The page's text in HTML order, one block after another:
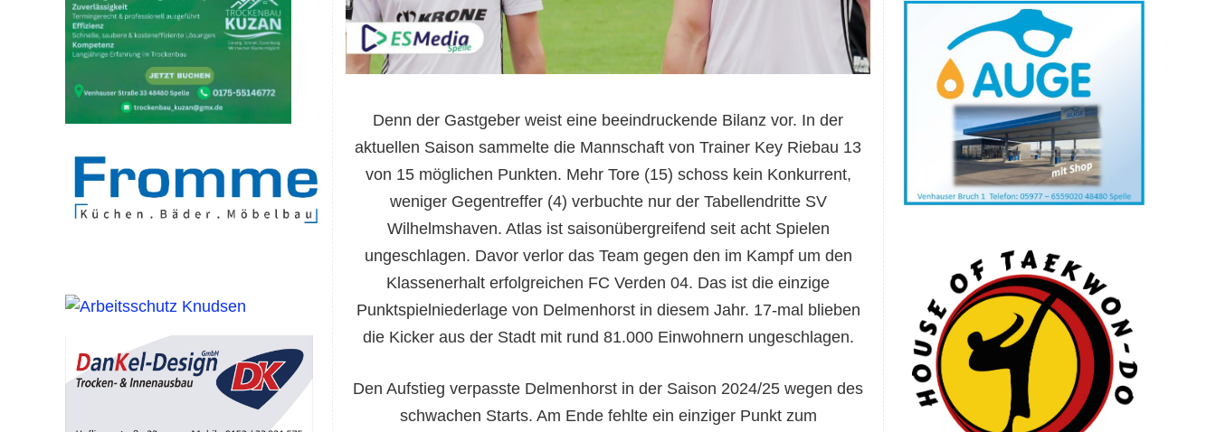
Denn der Gastgeber weist eine beeindruckende Bilanz vor. In der
aktuellen Saison sammelte die Mannschaft von Trainer Key Riebau 13
von 15 möglichen Punkten. Mehr Tore (15) schoss kein Konkurrent,
weniger Gegentreffer (4) verbuchte nur der Tabellendritte SV
Wilhelmshaven. Atlas ist saisonübergreifend seit acht Spielen
ungeschlagen. Davor verlor das Team gegen den im Kampf um den
Klassenerhalt erfolgreichen FC Verden 04. Das ist die einzige
Punktspielniederlage von Delmenhorst in diesem Jahr. 17-mal blieben
die Kicker aus der Stadt mit rund 81.000 Einwohnern ungeschlagen.
Den Aufstieg verpasste Delmenhorst in der Saison 2024/25 wegen des
schwachen Starts. Am Ende fehlte ein einziger Punkt zum